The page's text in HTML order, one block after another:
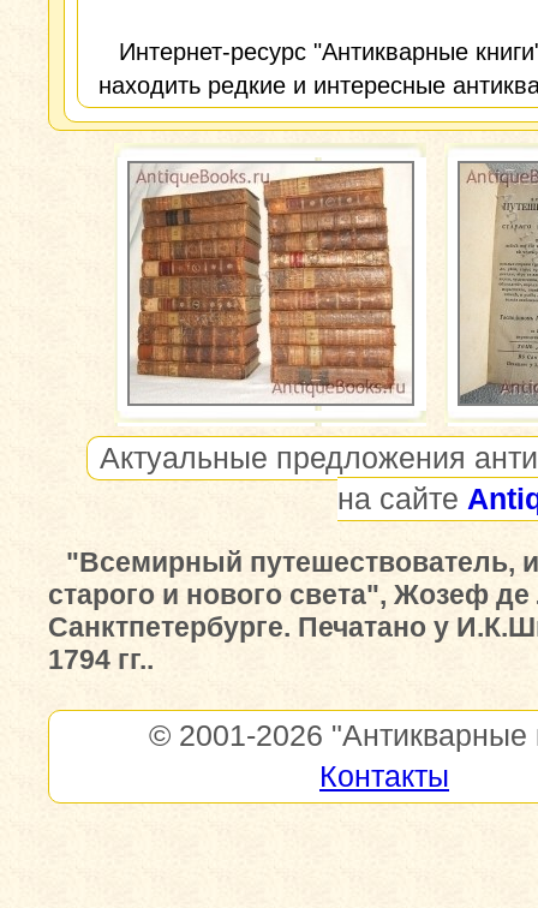
Интернет-ресурс "Антикварные
находить редкие и интересные
Актуальные предложения
на сайте
"Всемирный путешествователь,
старого и нового света", Жозеф
Санктпетербурге. Печатано у
1794 гг..
© 2001-2026 "Антикварные
Контакты